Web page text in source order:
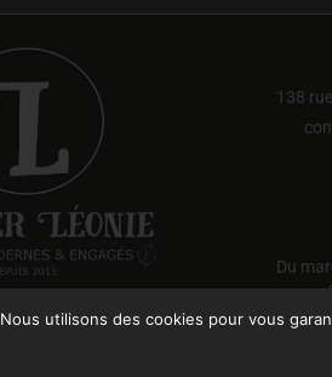
138
Du
Nous utilisons des cookies pour vous